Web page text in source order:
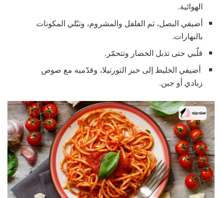
الهوائية.
أضيفي البصل، ثم الفلفل والمشروم، وتبّلي المكونات
بالبهارات.
قلّبي حتى تذبل الخضار وتتحمّر.
أضيفي الخليط إلى خبز التورتيلا، وقدّميه مع صوص
زبادي أو جبن.